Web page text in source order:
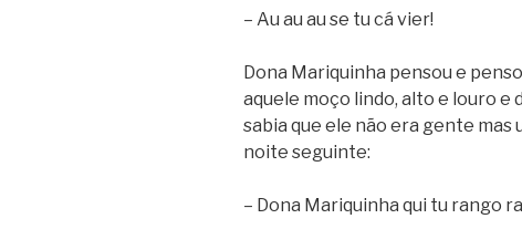
– Au au au se tu cá vier!
Dona Mariquinha pensou e
aquele moço lindo, alto e louro e
sabia que ele não era gente mas
noite seguinte:
– Dona Mariquinha qui tu rango